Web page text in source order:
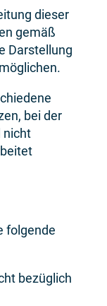
dieser
gemäß
Darstellung
bei der
nicht
folgende
bezüglich